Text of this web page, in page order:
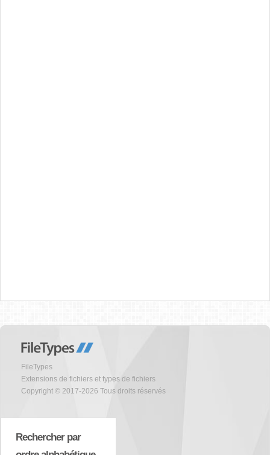
FileTypes
Extensions de fichiers et types de fichiers
Copyright © 2017-2026 Tous droits réservés
Rechercher par